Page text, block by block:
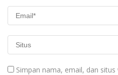
Simpan nama, email, dan